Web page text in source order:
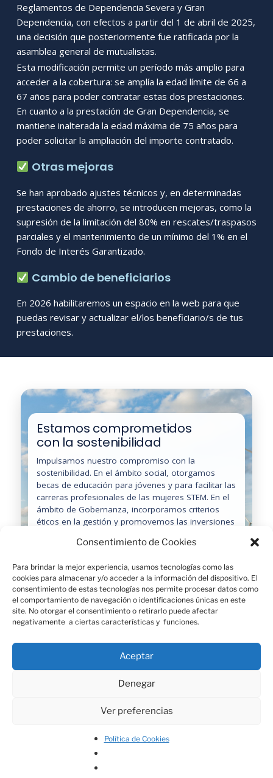
Consentimiento de Cookies
Para brindar la mejor experiencia, usamos tecnologías como las
cookies para almacenar y/o acceder a la información del dispositivo. El
consentimiento de estas tecnologías nos permite procesar datos como
el comportamiento de navegación o identificaciones únicas en este
site. No otorgar el consentimiento o retirarlo puede afectar
negativamente a ciertas características y funciones.
Aceptar
Denegar
Ver preferencias
Política de Cookies
Reglamentos de Dependencia Severa y Gran
Dependencia, con efectos a partir del 1 de abril de 2025,
una decisión que posteriormente fue ratificada por la
asamblea general de mutualistas.
Esta modificación permite un período más amplio para
acceder a la cobertura: se amplía la edad límite de 66 a
67 años para poder contratar estas dos prestaciones.
En cuanto a la prestación de Gran Dependencia, se
mantiene inalterada la edad máxima de 75 años para
poder solicitar la ampliación del importe contratado.
Otras mejoras
Se han aprobado ajustes técnicos y, en determinadas
prestaciones de ahorro, se introducen mejoras, como la
supresión de la limitación del 80% en rescates/traspasos
parciales y el mantenimiento de un mínimo del 1% en el
Fondo de Interés Garantizado.
Cambio de beneficiarios
En 2026 habilitaremos un espacio en la web para que
puedas revisar y actualizar el/los beneficiario/s de tus
prestaciones.
Estamos comprometidos
con la sostenibilidad
Impulsamos nuestro compromiso con la
sostenibilidad. En el ámbito social, otorgamos
becas de educación para jóvenes y para facilitar las
carreras profesionales de las mujeres STEM. En el
ámbito de Gobernanza, incorporamos criterios
éticos en la gestión y promovemos las inversiones
propia de la entidad como en los productos que
Además, fijamos objetivos medioambientales para
mejorar nuestra huella de carbono. Próximamente
tendremos disponible el informe de sostenibilidad
2025.
La Mutua de los Ingenieros – Vía Layetana, 39 2º piso –